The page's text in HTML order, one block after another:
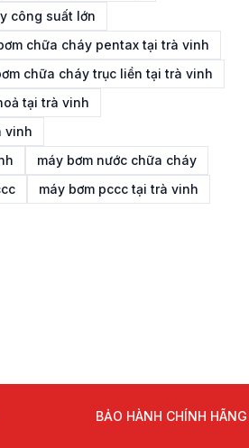
công suất lớn
chữa cháy pentax tại trà vinh
chữa cháy trục liền tại trà vinh
tại trà vinh
vinh
máy bơm nước chữa cháy
máy bơm pccc tại trà vinh
BẢO HÀNH CHÍNH HÃNG